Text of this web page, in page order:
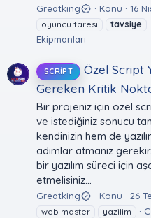
Greatking Konu 16
oyuncu faresi
tavsiye
Ekipmanları
SCRIPT
Özel Script
Gereken Kritik
Bir projeniz için özel
ve istediğiniz sonucu
kendinizin hem de
adımlar atmanız
bir yazılım süreci için
etmelisiniz...
Greatking Konu 26
web master
yazilim